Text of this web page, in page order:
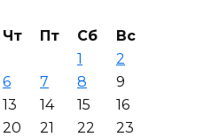
Чт Пт Сб
Вс
1
2
6 7 8
9
13 14 15
16
20 21 22
23